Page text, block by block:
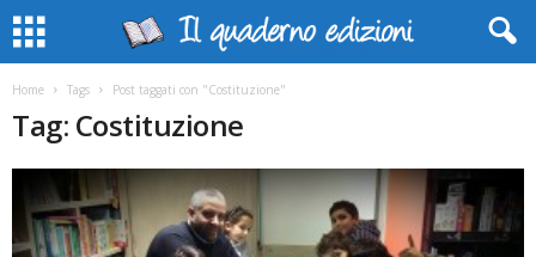
Home Tags Post taggati con "Costituzione"
Tag: Costituzione